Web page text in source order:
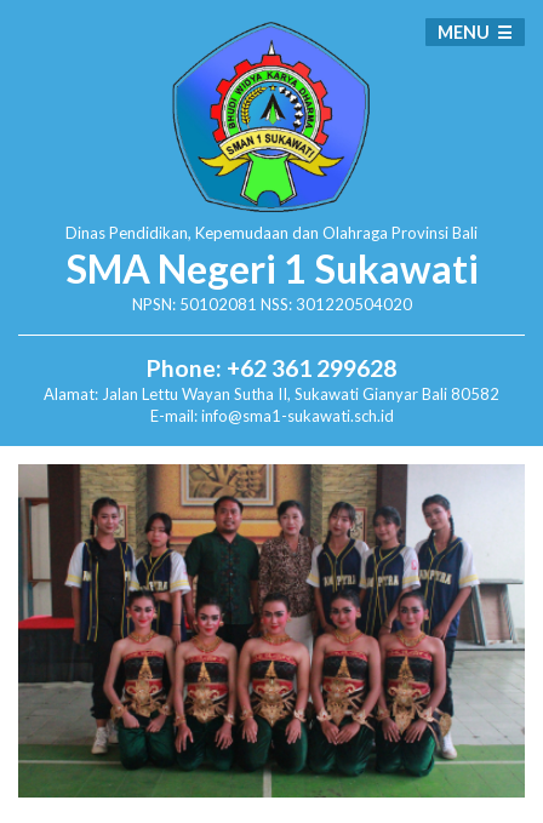
Dinas Pendidikan, Kepemudaan dan Olahraga Provinsi Bali
SMA Negeri 1 Sukawati
NPSN: 50102081 NSS: 301220504020
Phone: +62 361 299628
Alamat: Jalan Lettu Wayan Sutha II, SukawatiGianyar Bali 80582
E-mail: info@sma1-sukawati.sch.id
MENU